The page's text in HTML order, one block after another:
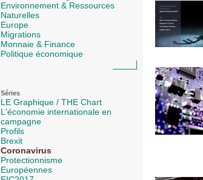
Environnement & Ressources
Naturelles
Europe
Migrations
Monnaie & Finance
Politique économique
Séries
LE Graphique / THE Chart
L'économie internationale en
campagne
Profils
Brexit
Coronavirus
Protectionnisme
Européennes